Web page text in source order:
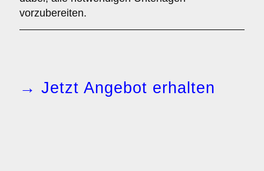
vorzubereiten.
→ Jetzt Angebot erhalten